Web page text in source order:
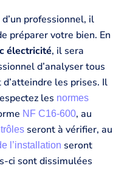
professionnel, il
préparer votre bien. En
électricité, il sera
d’analyser tous
les prises. Il
les normes
NF C16-600, au
seront à vérifier, au
l’installation seront
ci sont dissimulées